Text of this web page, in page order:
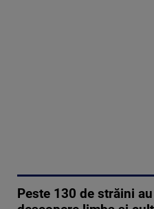
Peste 130 de străini